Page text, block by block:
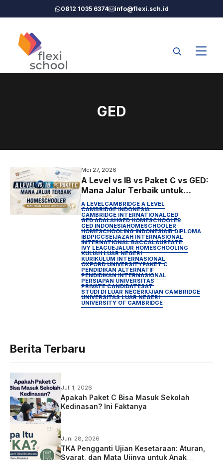
ke
0812 1035 6374 info@flexi.sch.id
GED
Mei 27, 2026
A Level vs IB vs Paket C vs GED:
Mana Jalur Terbaik untuk
Homeschooler yang Ingin Kuliah
Luar Negeri?
A LEVELCAMBRIDGE A LEVEL
CAMBRIDGE INDONESIA
CAMBRIDGE INTERNATIONALGED
GED ADALAHGED HOMESCHOOLER
GED INDONESIAHOMESCHOOLER
HOMESCHOOLING INDONESIAIB DIPLOMA
IBDPIGCSEIJAZAH INTERNASIONAL
INTERNATIONAL BACCALAUREATE
IVY LEAGUEJALUR HOMESCHOOLING
KULIAH LUAR NEGERI
KURIKULUM INTERNASIONAL
OXFORD UNIVERSITYPAKET C
PENDIDIKAN ALTERNATIF
PENDIDIKAN INTERNASIONAL
PERSIAPAN UNIVERSITAS
PRIVATE CANDIDATESAT
STUDI DI LUAR NEGERIUJIAN CAMBRIDGE
UNIVERSITAS LUAR NEGERI
UNIVERSITY OF CAMBRIDGE
Berita Terbaru
Juli 1, 2026
Apakah Paket C Bisa Masuk Sekolah
Kedinasan? Ini Faktanya
Juni 28, 2026
TKA Pengganti Ujian Kesetaraan: Aturan,
Syarat, dan Mata Ujinya untuk Anak